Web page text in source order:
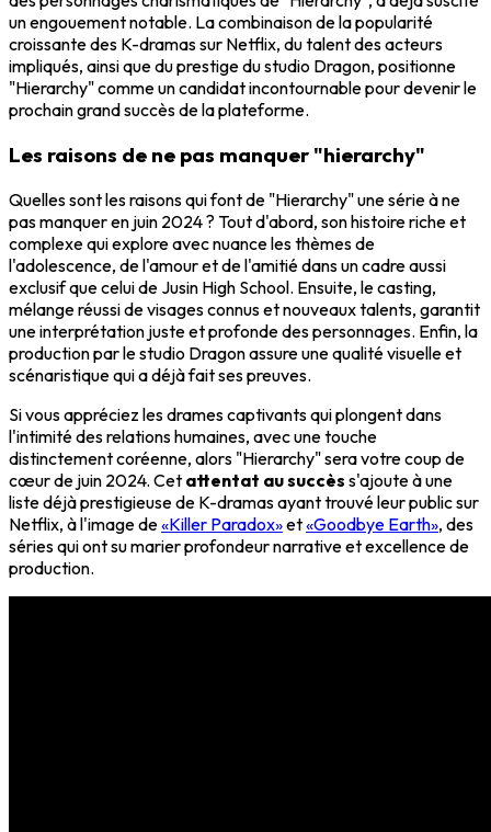
un engouement notable. La combinaison de la popularité
croissante des K-dramas sur Netflix, du talent des acteurs
impliqués, ainsi que du prestige du studio Dragon, positionne
"Hierarchy" comme un candidat incontournable pour devenir le
prochain grand succès de la plateforme.
Les raisons de ne pas manquer "hierarchy"
Quelles sont les raisons qui font de "Hierarchy" une série à ne
pas manquer en juin 2024 ? Tout d'abord, son histoire riche et
complexe qui explore avec nuance les thèmes de
l'adolescence, de l'amour et de l'amitié dans un cadre aussi
exclusif que celui de Jusin High School. Ensuite, le casting,
mélange réussi de visages connus et nouveaux talents, garantit
une interprétation juste et profonde des personnages. Enfin, la
production par le studio Dragon assure une qualité visuelle et
scénaristique qui a déjà fait ses preuves.
Si vous appréciez les drames captivants qui plongent dans
l'intimité des relations humaines, avec une touche
distinctement coréenne, alors "Hierarchy" sera votre coup de
cœur de juin 2024. Cet attentat au succès s'ajoute à une
liste déjà prestigieuse de K-dramas ayant trouvé leur public sur
Netflix, à l'image de«Killer Paradox»et«Goodbye Earth», des
séries qui ont su marier profondeur narrative et excellence de
production.